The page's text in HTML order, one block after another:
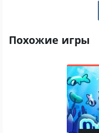
Похожие игры